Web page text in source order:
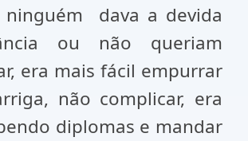
dava a devida
ou não queriam
era mais fácil empurrar
não complicar, era
diplomas e mandar